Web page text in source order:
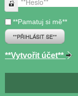
**Heslo**
**Pamatuj si mě**
**PŘIHLÁSIT SE**
**Vytvořit účet**